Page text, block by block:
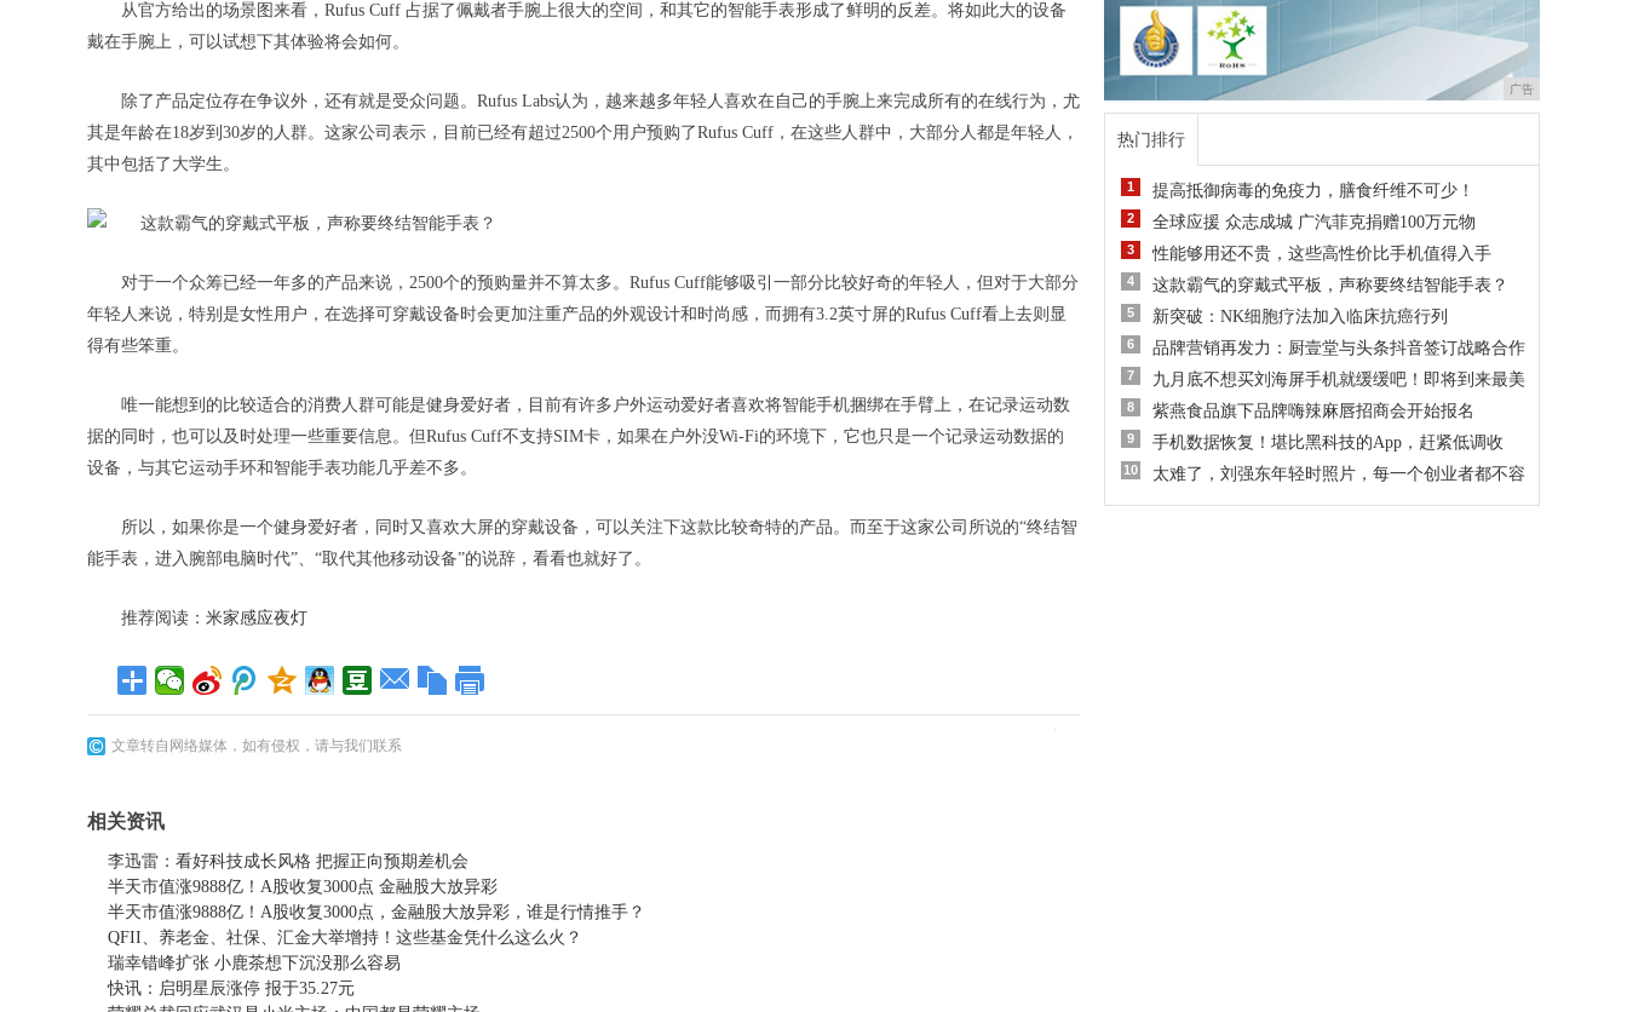
从官方给出的场景图来看，Rufus Cuff 占据了佩戴者手腕上很大的空间，和其它的智能手表形成了鲜明的反差。将如此大的设备
戴在手腕上，可以试想下其体验将会如何。
除了产品定位存在争议外，还有就是受众问题。Rufus Labs认为，越来越多年轻人喜欢在自己的手腕上来完成所有的在线行为，尤
其是年龄在18岁到30岁的人群。这家公司表示，目前已经有超过2500个用户预购了Rufus Cuff，在这些人群中，大部分人都是年轻人，
其中包括了大学生。
对于一个众筹已经一年多的产品来说，2500个的预购量并不算太多。Rufus Cuff能够吸引一部分比较好奇的年轻人，但对于大部分
年轻人来说，特别是女性用户，在选择可穿戴设备时会更加注重产品的外观设计和时尚感，而拥有3.2英寸屏的Rufus Cuff看上去则显
得有些笨重。
唯一能想到的比较适合的消费人群可能是健身爱好者，目前有许多户外运动爱好者喜欢将智能手机捆绑在手臂上，在记录运动数
据的同时，也可以及时处理一些重要信息。但Rufus Cuff不支持SIM卡，如果在户外没Wi-Fi的环境下，它也只是一个记录运动数据的
设备，与其它运动手环和智能手表功能几乎差不多。
所以，如果你是一个健身爱好者，同时又喜欢大屏的穿戴设备，可以关注下这款比较奇特的产品。而至于这家公司所说的“终结智
能手表，进入腕部电脑时代”、“取代其他移动设备”的说辞，看看也就好了。
推荐阅读： 米家感应夜灯
文章转自网络媒体，如有侵权，请与我们联系
相关资讯
李迅雷：看好科技成长风格 把握正向预期差机会
半天市值涨9888亿！A股收复3000点 金融股大放异彩
半天市值涨9888亿！A股收复3000点，金融股大放异彩，谁是行情推手？
QFII、养老金、社保、汇金大举增持！这些基金凭什么这么火？
瑞幸错峰扩张 小鹿茶想下沉没那么容易
快讯：启明星辰涨停 报于35.27元
广告
热门排行
1 提高抵御病毒的免疫力，膳食纤维不可少！
2 全球应援 众志成城 广汽菲克捐赠100万元物
3 性能够用还不贵，这些高性价比手机值得入手
4 这款霸气的穿戴式平板，声称要终结智能手表？
5 新突破：NK细胞疗法加入临床抗癌行列
6 品牌营销再发力：厨壹堂与头条抖音签订战略合作
7 九月底不想买刘海屏手机就缓缓吧！即将到来最美
8 紫燕食品旗下品牌嗨辣麻唇招商会开始报名
9 手机数据恢复！堪比黑科技的App，赶紧低调收
10 太难了，刘强东年轻时照片，每一个创业者都不容